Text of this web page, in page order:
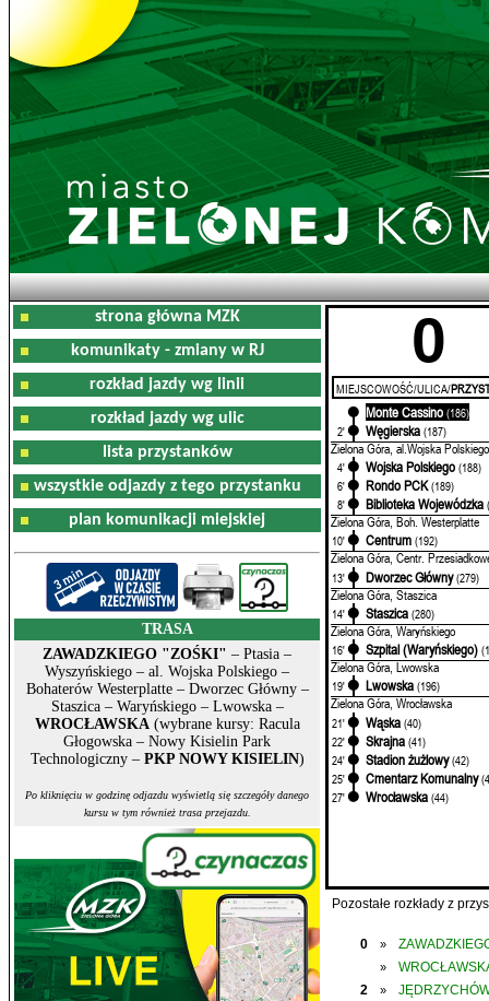
strona główna MZK
komunikaty - zmiany w RJ
rozkład jazdy wg linii
rozkład jazdy wg ulic
lista przystanków
wszystkie odjazdy z tego przystanku
plan komunikacji miejskiej
TRASA
ZAWADZKIEGO "ZOŚKI" – Ptasia –
Wyszyńskiego – al. Wojska Polskiego –
Bohaterów Westerplatte – Dworzec Główny –
Staszica – Waryńskiego – Lwowska –
WROCŁAWSKA(wybrane kursy: Racula
Głogowska – Nowy Kisielin Park
Technologiczny – PKP NOWY KISIELIN)
Po kliknięciu w godzinę odjazdu wyświetlą się szczegóły danego
kursu w tym również trasa przejazdu.
0
MIEJSCOWOŚĆ/ULICA/
Monte Cassino (186)
2'
Węgierska (187)
Zielona Góra, al.Wojska Polskiego
4' Wojska Polskiego (188)
6'
Rondo PCK (189)
8'
Biblioteka Wojewódzka
Zielona Góra, Boh. Westerplatte
10' Centrum (192)
Zielona Góra, Centr.
13' Dworzec Główny (279)
Zielona Góra, Staszica
14' Staszica (280)
Zielona Góra, Waryńskiego
16' Szpital (Waryńskiego)
Zielona Góra, Lwowska
19' Lwowska (196)
Zielona Góra, Wrocławska
21' Wąska (40)
22'
Skrajna (41)
24'
Stadion żużlowy (42)
25'
Cmentarz Komunalny
27'
Wrocławska (44)
Pozostałe rozkłady z
0 »
»
2
»